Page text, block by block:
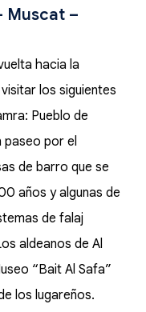
Muscat –
hacia la
los siguientes
Pueblo de
paseo por el
de barro que se
años y algunas de
de falaj
aldeanos de Al
“Bait Al Safa”
los lugareños.